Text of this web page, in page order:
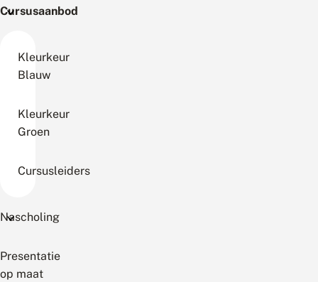
Cursusaanbod
Kleurkeur
Blauw
Kleurkeur
Groen
Cursusleiders
Nascholing
Presentatie
op maat